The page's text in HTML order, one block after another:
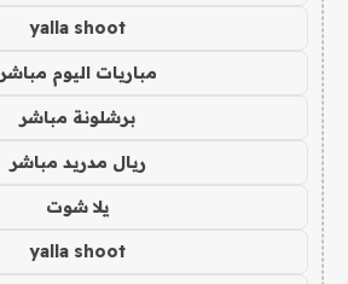
yalla shoot
مباريات اليوم مباشر
برشلونة مباشر
ريال مدريد مباشر
يلا شوت
yalla shoot